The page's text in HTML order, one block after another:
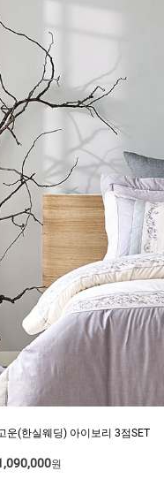
운(한실웨딩) 아이보리 3점SET
원